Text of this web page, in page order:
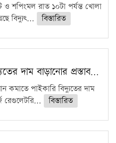
শপিংমল রাত ১০টা পর্যন্ত খোলা
বিদ্যুৎ...
বিস্তারিত
দাম বাড়ানোর প্রস্তাব…
কমাতে পাইকারি বিদ্যুতের দাম
রেগুলেটরি...
বিস্তারিত